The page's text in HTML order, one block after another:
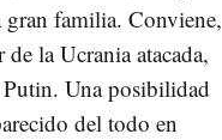
gran familia. Conviene,
la Ucrania atacada,
Putin. Una posibilidad
del todo en